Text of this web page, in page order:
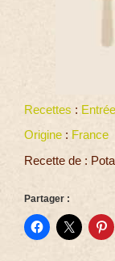
Recettes :
Origine : France
Recette de :
Partager :